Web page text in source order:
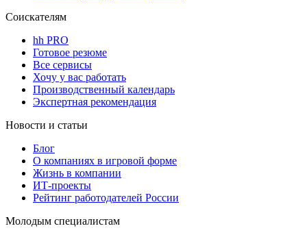
Соискателям
hh PRO
Готовое резюме
Все сервисы
Хочу у вас работать
Производственный календарь
Экспертная рекомендация
Новости и статьи
Блог
О компаниях в игровой форме
Жизнь в компании
ИТ-проекты
Рейтинг работодателей России
Молодым специалистам